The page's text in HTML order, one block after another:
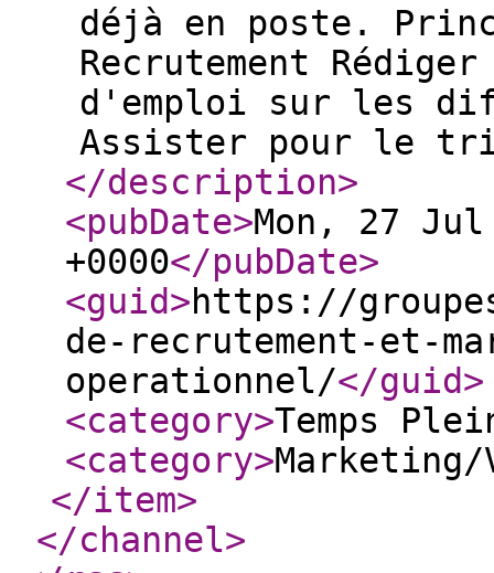
déjà en poste.
Recrutement
d'emploi sur les
Assister pour le
</description>
<pubDate>Mon, 27
+0000</pubDate>
<guid>https://
de-recrutement-et-
operationnel/</guid>
<category>Temps
<category>Marketing/
</item>
</channel>